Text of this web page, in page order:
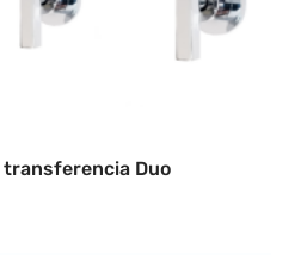
transferencia Duo